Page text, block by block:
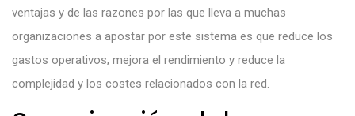
ventajas y de las razones por las que lleva a muchas
organizaciones a apostar por este sistema es que reduce los
gastos operativos, mejora el rendimiento y reduce la
complejidad y los costes relacionados con la red.